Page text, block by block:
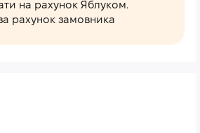
на рахунок Яблуком.
рахунок замовника